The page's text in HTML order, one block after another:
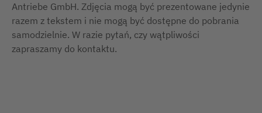
Antriebe GmbH. Zdjęcia mogą być prezentowane jedynie
razem z tekstem i nie mogą być dostępne do pobrania
samodzielnie. W razie pytań, czy wątpliwości
zapraszamy do kontaktu.